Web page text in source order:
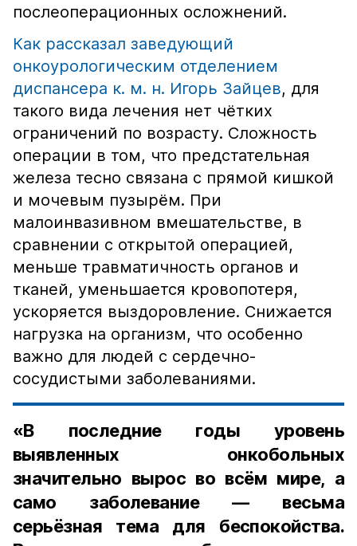
послеоперационных осложнений.
Как рассказал заведующий
онкоурологическим отделением
диспансера к. м. н. Игорь Зайцев, для
такого вида лечения нет чётких
ограничений по возрасту. Сложность
операции в том, что предстательная
железа тесно связана с прямой кишкой
и мочевым пузырём. При
малоинвазивном вмешательстве, в
сравнении с открытой операцией,
меньше травматичность органов и
тканей, уменьшается кровопотеря,
ускоряется выздоровление. Снижается
нагрузка на организм, что особенно
важно для людей с сердечно-
сосудистыми заболеваниями.
«В последние годы уровень
выявленных онкобольных
значительно вырос во всём мире, а
само заболевание — весьма
серьёзная тема для беспокойства.